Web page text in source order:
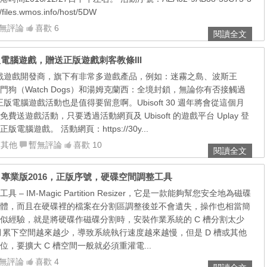
host/5DW
評論
喜歡 6
閱讀全文
腦遊戲，贈送正版遊戲刺客教條III
戲開發商，旗下有非常多遊戲產品，例如：迷霧之島、波斯王
狗（Watch Dogs）和湯姆克蘭西：全境封鎖，無論你有否接觸過
電腦遊戲活動也是值得要留意啊。Ubisoft 30 週年將會從這個月
費送遊戲活動，只要透過活動網頁及 Ubisoft 的遊戲平台 Uplay 登
版電腦遊戲。 活動網頁：https://30y...
其他 暫無評論 喜歡 10
閱讀全文
業版2016，正版序號，硬碟空間調整工具
具 – IM-Magic Partition Resizer，它是一款能夠幫您安全地為磁碟
，而且在硬碟裡的檔案在分割區調整後並不會遺失，操作也相當簡
經驗，就是將硬碟作磁碟分割時，安裝作業系統的 C 槽分割太少
下空間越來越少，導致系統執行速度越來越慢，但是 D 槽或其他
，要擴大 C 槽空間一般就必須重灌電...
評論
喜歡 4